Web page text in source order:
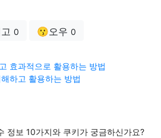
0 😗오우 0
효과적으로 활용하는 방법
하고 활용하는 방법
정보 10가지와 쿠키가 궁금하신가요?